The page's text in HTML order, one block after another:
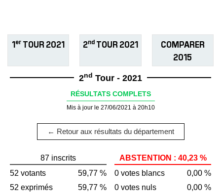
1er TOUR 2021 2ndTOUR 2021
COMPARER
2015
2nd Tour - 2021
RÉSULTATS COMPLETS
Mis à jour le 27/06/2021 à 20h10
← Retour aux résultats du département
87 inscrits
52 votants
59,77 %
52 exprimés
59,77 %
ABSTENTION : 40,23 %
0 votes blancs
0,00 %
0 votes nuls
0,00 %